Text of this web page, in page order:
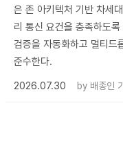
은 존 아키텍처 기반 차세
리 통신 요건을 충족하도
검증을 자동화하고 멀티드
준수한다.
2026.07.30
by 배종인